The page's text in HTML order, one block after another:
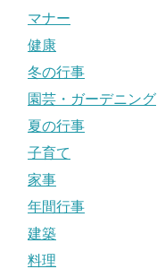
マナー
健康
冬の行事
園芸・ガーデニング
夏の行事
子育て
家事
年間行事
建築
料理